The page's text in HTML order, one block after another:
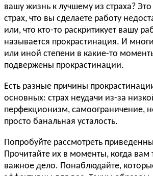
вашу жизнь к лучшему из страха?
страх, что вы сделаете работу
или, что кто-то раскритикует вашу
называется прокрастинация. И
или иной степени в какие-то
подвержены прокрастинации.
Есть разные причины
основных: страх неудачи из-за
перфекционизм, самоограничение,
просто банальная усталость.
Попробуйте рассмотреть
Прочитайте их в моменты, когда вам
важное дело. Понаблюдайте,